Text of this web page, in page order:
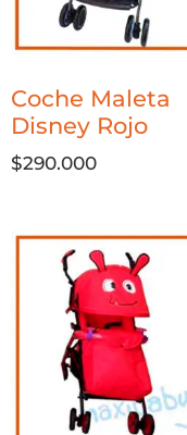
Coche Maleta
Disney Rojo
$290.000